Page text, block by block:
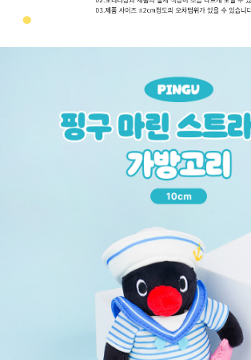
페이코 ID로
PAYCO 바로